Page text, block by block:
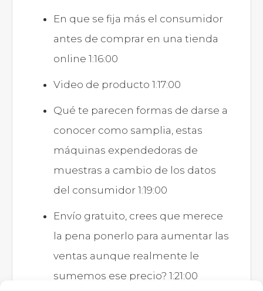
En que se fija más el consumidor
antes de comprar en una tienda
online 1:16:00
Video de producto 1:17:00
Qué te parecen formas de darse a
conocer como samplia, estas
máquinas expendedoras de
muestras a cambio de los datos
del consumidor 1:19:00
Envío gratuito, crees que merece
la pena ponerlo para aumentar las
ventas aunque realmente le
sumemos ese precio? 1:21:00